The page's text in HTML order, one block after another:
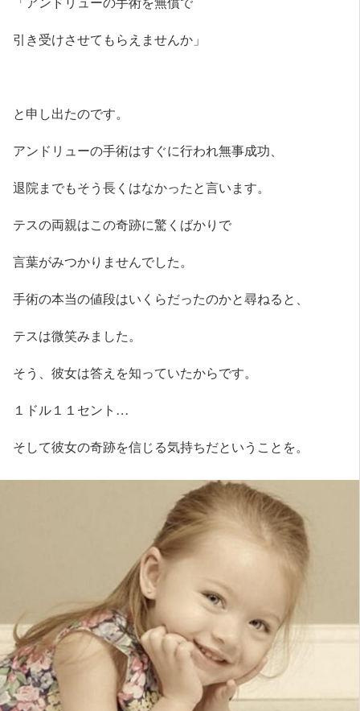
引き受けさせてもらえませんか」
と申し出たのです。
アンドリューの手術はすぐに行われ無事成功、
退院までもそう長くはなかったと言います。
テスの両親はこの奇跡に驚くばかりで
言葉がみつかりませんでした。
手術の本当の値段はいくらだったのかと尋ねると、
テスは微笑みました。
そう、彼女は答えを知っていたからです。
１ドル１１セント…
そして彼女の奇跡を信じる気持ちだということを。